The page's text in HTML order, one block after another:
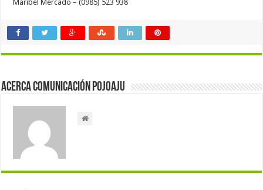
Maribel Mercado – (0985) 523 938
Acerca Comunicación Pojoaju